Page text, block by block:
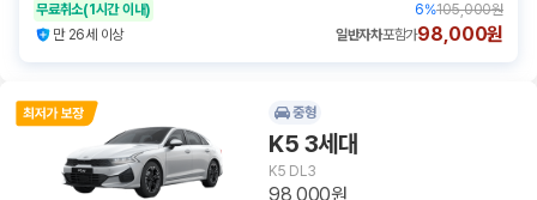
무료취소(1시간 이내) 6%105,000원
만 26세 이상
일반자차포함가98,000원
중형
K5 3세대
K5 DL3
98,000원